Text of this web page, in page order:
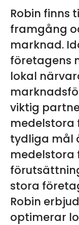
Robin finns
framgång
marknad.
företagens
lokal
viktig
medelstora
tydliga mål
medelstora
stora
Robin
optimerar